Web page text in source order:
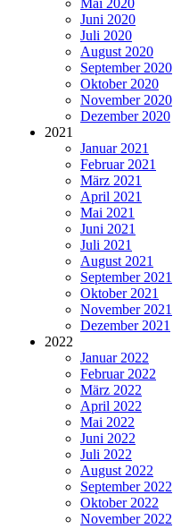
Juni 2020
Juli 2020
August 2020
September 2020
Oktober 2020
November 2020
Dezember 2020
2021
Januar 2021
Februar 2021
März 2021
April 2021
Mai 2021
Juni 2021
Juli 2021
August 2021
September 2021
Oktober 2021
November 2021
Dezember 2021
2022
Januar 2022
Februar 2022
März 2022
April 2022
Mai 2022
Juni 2022
Juli 2022
August 2022
September 2022
Oktober 2022
November 2022